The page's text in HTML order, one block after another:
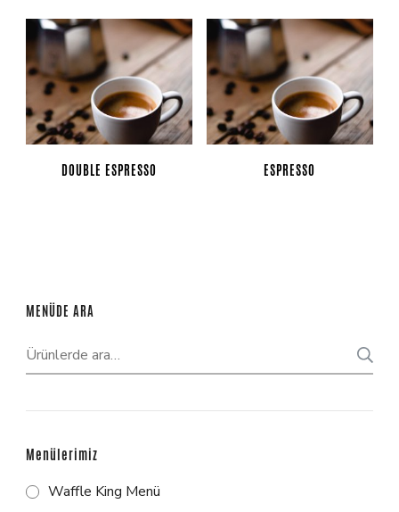
DOUBLE ESPRESSO ESPRESSO
MENÜDE ARA
Menülerimiz
Waffle King Menü